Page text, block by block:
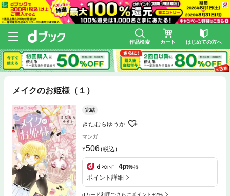
作品検索 カート はじめての方へ
メイクのお姫様（１）
完結
きたむらゆうか
マンガ
506(税込)
4pt獲得
ポイント詳細